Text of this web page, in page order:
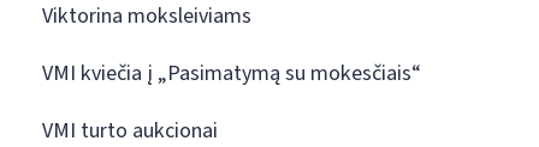
Viktorina moksleiviams
VMI kviečia į „Pasimatymą su mokesčiais“
VMI turto aukcionai